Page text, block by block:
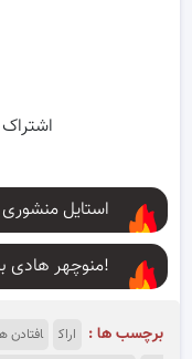
استایل منشوری
منوچهر هادی به شایعه طلاقش از یکتا ناصر پاسخ داد!
برچسب ها : اراک افتادن